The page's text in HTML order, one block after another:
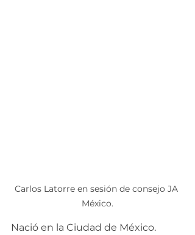
Carlos Latorre en sesión de consejo JA
México.
Nació en la Ciudad de México.